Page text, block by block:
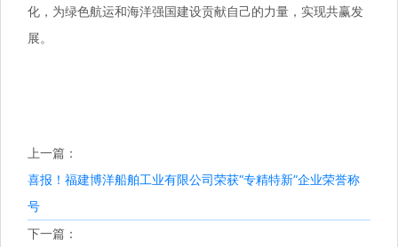
化，为绿色航运和海洋强国建设贡献自己的力量，实现共赢发
展。
上一篇：
喜报！福建博洋船舶工业有限公司荣获“专精特新”企业荣誉称
号
下一篇：